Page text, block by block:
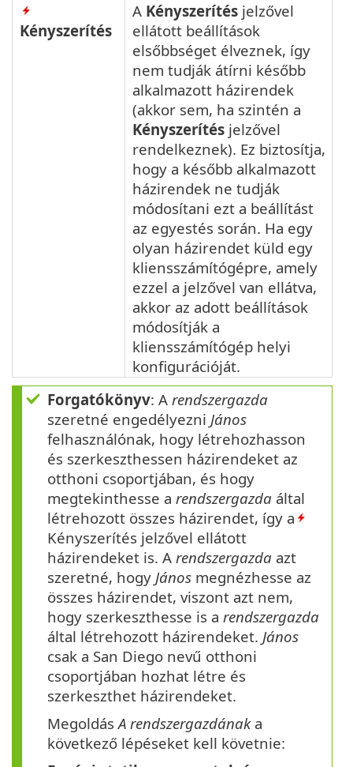
Kényszerítés
A Kényszerítés jelzővel
ellátott beállítások
elsőbbséget élveznek, így
nem tudják átírni később
alkalmazott házirendek
(akkor sem, ha szintén a
Kényszerítés jelzővel
rendelkeznek). Ez biztosítja,
hogy a később alkalmazott
házirendek ne tudják
módosítani ezt a beállítást
az egyestés során. Ha egy
olyan házirendet küld egy
kliensszámítógépre, amely
ezzel a jelzővel van ellátva,
akkor az adott beállítások
módosítják a
kliensszámítógép helyi
konfigurációját.
Forgatókönyv: A rendszergazda
szeretné engedélyezni János
felhasználónak, hogy létrehozhasson
és szerkeszthessen házirendeket az
otthoni csoportjában, és hogy
megtekinthesse a rendszergazda által
létrehozott összes házirendet, így a
Kényszerítés jelzővel ellátott
házirendeket is. A rendszergazda azt
szeretné, hogy János megnézhesse az
összes házirendet, viszont azt nem,
hogy szerkeszthesse is a rendszergazda
által létrehozott házirendeket. János
csak a San Diego nevű otthoni
csoportjában hozhat létre és
szerkeszthet házirendeket.
Megoldás A rendszergazdánaka
következő lépéseket kell követnie: